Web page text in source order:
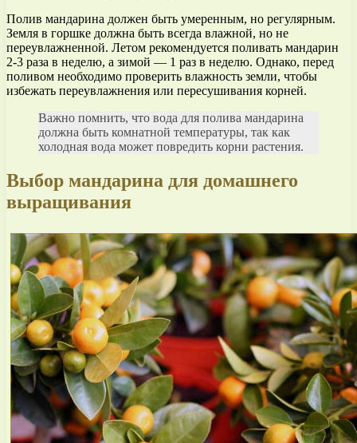
Полив мандарина должен быть умеренным, но регулярным.
Земля в горшке должна быть всегда влажной, но не
переувлажненной. Летом рекомендуется поливать мандарин
2-3 раза в неделю, а зимой — 1 раз в неделю. Однако, перед
поливом необходимо проверить влажность земли, чтобы
избежать переувлажнения или пересушивания корней.
Важно помнить, что вода для полива мандарина
должна быть комнатной температуры, так как
холодная вода может повредить корни растения.
Выбор мандарина для домашнего
выращивания